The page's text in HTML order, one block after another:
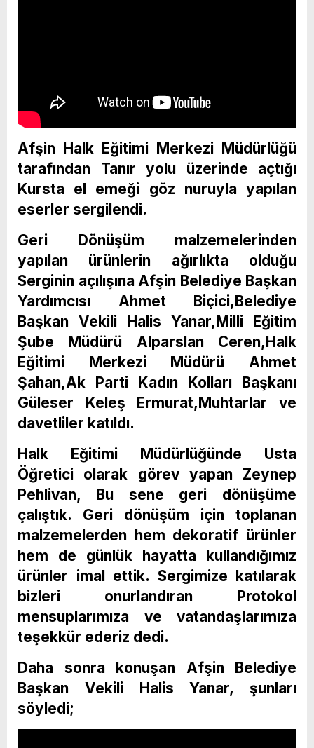
Afşin Halk Eğitimi Merkezi Müdürlüğü
tarafından Tanır yolu üzerinde açtığı
Kursta el emeği göz nuruyla yapılan
eserler sergilendi.
Geri Dönüşüm malzemelerinden
yapılan ürünlerin ağırlıkta olduğu
Serginin açılışına Afşin Belediye Başkan
Yardımcısı Ahmet Biçici,Belediye
Başkan Vekili Halis Yanar,Milli Eğitim
Şube Müdürü Alparslan Ceren,Halk
Eğitimi Merkezi Müdürü Ahmet
Şahan,Ak Parti Kadın Kolları Başkanı
Güleser Keleş Ermurat,Muhtarlar ve
davetliler katıldı.
Halk Eğitimi Müdürlüğünde Usta
Öğretici olarak görev yapan Zeynep
Pehlivan, Bu sene geri dönüşüme
çalıştık. Geri dönüşüm için toplanan
malzemelerden hem dekoratif ürünler
hem de günlük hayatta kullandığımız
ürünler imal ettik. Sergimize katılarak
bizleri onurlandıran Protokol
mensuplarımıza ve vatandaşlarımıza
teşekkür ederiz dedi.
Daha sonra konuşan Afşin Belediye
Başkan Vekili Halis Yanar, şunları
söyledi;